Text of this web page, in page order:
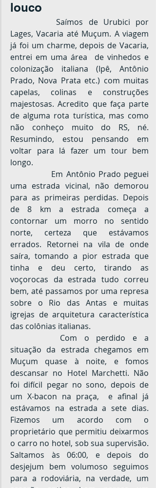
louco
		Saímos de Urubici por
Lages, Vacaria até Muçum. A viagem
já foi um charme, depois de Vacaria,
entrei em uma área  de vinhedos e
colonização italiana (Ipê, Antônio
Prado, Nova Prata etc.) com muitas
capelas, colinas e construções
majestosas. Acredito que faça parte
de alguma rota turística, mas como
não conheço muito do RS, né.
Resumindo, estou pensando em
voltar para lá fazer um tour bem
longo.
uma estrada vicinal, não demorou
para as primeiras perdidas. Depois
de 8 km a estrada começa a
contornar um morro no sentido
norte, certeza que estávamos
errados. Retornei na vila de onde
saíra, tomando a pior estrada que
tinha e deu certo, tirando as
voçorocas da estrada tudo correu
bem, até passamos por uma represa
sobre o Rio das Antas e muitas
igrejas de arquitetura característica
das colônias italianas.
situação da estrada chegamos em
Muçum quase à noite, e fomos
descansar no Hotel Marchetti. Não
foi difícil pegar no sono, depois de
um X-bacon na praça,  e afinal já
estávamos na estrada a sete dias.
Fizemos um acordo com o
proprietário que permitiu deixarmos
o carro no hotel, sob sua supervisão.
Saltamos às 06:00, e depois do
desjejum bem volumoso seguimos
para a rodoviária, na verdade, um